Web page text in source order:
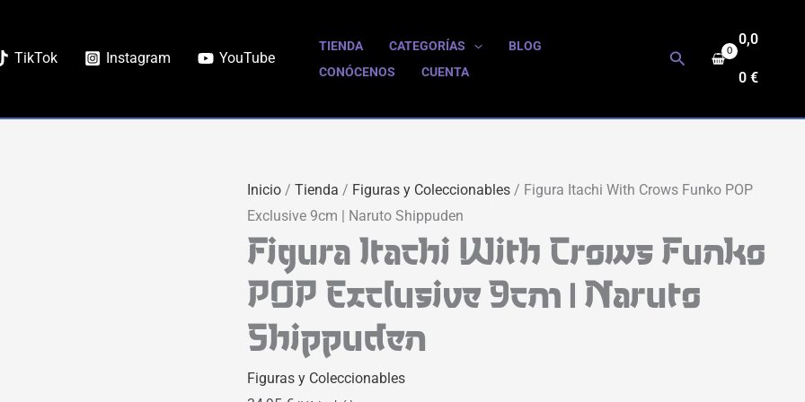
TikTok Instagram YouTube
TIENDA CATEGORÍAS
BLOG
CONÓCENOS
CUENTA
Buscar
0,0
0€
Inicio /Tienda / Figuras y Coleccionables / Figura Itachi With Crows Funko POP
Exclusive 9cm | Naruto Shippuden
Figura Itachi With Crows Funko
POP Exclusive 9cm | Naruto
Shippuden
Figuras y Coleccionables